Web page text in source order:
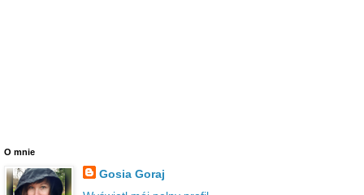
O mnie
Gosia Goraj